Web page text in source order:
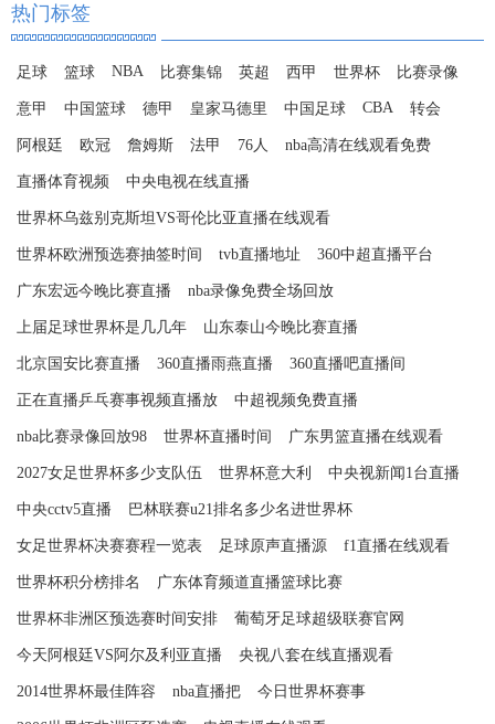
热门标签
足球 篮球 NBA 比赛集锦 英超 西甲 世界杯 比赛录像
意甲 中国篮球 德甲 皇家马德里 中国足球 CBA 转会
阿根廷 欧冠 詹姆斯 法甲 76人 nba高清在线观看免费
直播体育视频 中央电视在线直播
世界杯乌兹别克斯坦VS哥伦比亚直播在线观看
世界杯欧洲预选赛抽签时间 tvb直播地址 360中超直播平台
广东宏远今晚比赛直播 nba录像免费全场回放
上届足球世界杯是几几年 山东泰山今晚比赛直播
北京国安比赛直播 360直播雨燕直播 360直播吧直播间
正在直播乒乓赛事视频直播放 中超视频免费直播
nba比赛录像回放98 世界杯直播时间 广东男篮直播在线观看
2027女足世界杯多少支队伍 世界杯意大利 中央视新闻1台直播
中央cctv5直播 巴林联赛u21排名多少名进世界杯
女足世界杯决赛赛程一览表 足球原声直播源 f1直播在线观看
世界杯积分榜排名 广东体育频道直播篮球比赛
世界杯非洲区预选赛时间安排 葡萄牙足球超级联赛官网
今天阿根廷VS阿尔及利亚直播 央视八套在线直播观看
2014世界杯最佳阵容 nba直播把 今日世界杯赛事